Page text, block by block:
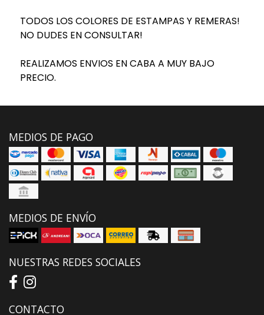
TODOS LOS COLORES DE ESTAMPAS Y REMERAS!
NO DUDES EN CONSULTAR!
REALIZAMOS ENVIOS EN CABA A MUY BAJO
PRECIO.
MEDIOS DE PAGO
MEDIOS DE ENVÍO
NUESTRAS REDES SOCIALES
CONTACTO